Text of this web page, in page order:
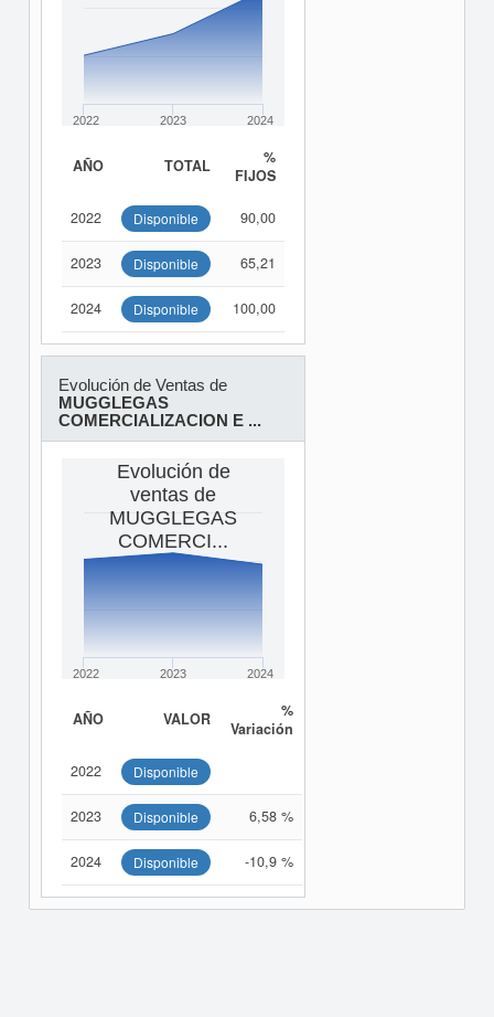
2022 2023 2024
AÑO TOTAL
%
FIJOS
2022 Disponible 90,00
2023 Disponible 65,21
2024 Disponible 100,00
Evolución de Ventas de
MUGGLEGAS
COMERCIALIZACION E ...
Evolución de
ventas de
MUGGLEGAS
COMERCI...
2022 2023 2024
AÑO VALOR
%
Variación
2022 Disponible
2023 Disponible 6,58 %
2024 Disponible -10,9 %